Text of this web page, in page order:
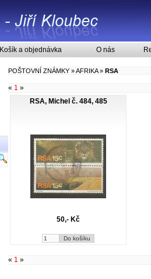
Košík a objednávka O nás
POŠTOVNÍ ZNÁMKY »AFRIKA» RSA
« 1 »
RSA, Michel č. 484, 485
50,- Kč
« 1 »